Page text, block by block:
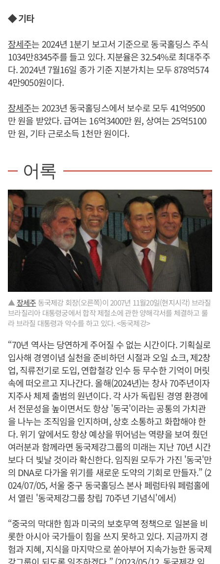
◆ 기타
장세주는 2024년 1분기 보고서 기준으로 동국홀딩스 주식
1034만8345주를 들고 있다. 지분율은 32.54%로 최대주주
다. 2024년 7월16일 종가 기준 지분가치는 모두 878억574
4만9050원이다.
장세주는 2023년 동국홀딩스에서 보수로 모두 41억9500
만 원을 받았다. 급여는 16억3400만 원, 상여는 25억5100
만 원, 기타 근로소득 1천만 원이다.
어록
▲ 장세주 동국제강 회장(오른쪽)이 2007년 11월20일(현지시각) 브라질
브라질리아 대통령궁에서 합작 제철소에 관한 양해각서를 체결하고 룰
라 브라질 대통령과 악수를 하고 있다. <동국제강>
“70년 역사는 당연하게 주어질 수 없는 시간이다. 기획실로
입사해 경영이념 실천을 준비하던 시절과 오일 쇼크, 제2창
업, 직류전기로 도입, 연합철강 인수 등 무수한 기억이 머릿
속에 떠오르고 지나간다. 올해(2024년)는 창사 70주년이자
지주사 체제 출범의 원년이다. 각 사가 독립된 경영 환경에
서 전문성을 높이면서도 항상 '동국'이라는 공통의 가치관
을 나누는 조직임을 인지하며, 상호 소통하고 화합해야 한
다. 위기 앞에서도 항상 예상을 뛰어넘는 역량을 보여 줬던
여러분과 함께라면 동국제강그룹의 미래는 지난 70년 시간
보다 더 빛날 것이라 확신한다. 임직원 모두가 가진 '동국'만
의 DNA로 다가올 위기를 새로운 도약의 기회로 만들자.” (2
024/07/05, 서울 중구 동국홀딩스 본사 페럼타워 페럼홀에
서 열린 '동국제강그룹 창립 70주년 기념식'에서)
“중국의 막대한 힘과 미국의 보호무역 정책으로 일본을 비
롯한 아시아 국가들이 힘을 쓰지 못하고 있다. 지금까지 경
험과 지혜, 지식을 마지막으로 쏟아부어 지속가능한 동국제
강그룹이 되도록 일조하겠다.” (2023/05/12, 동국제강 임